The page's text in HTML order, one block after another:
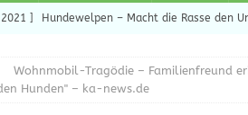
] Hundewelpen – Macht die Rasse den
Ulmenride für Hunde – der
Wohnmobil-Tragödie – Familienfreund
Hunden" – ka-news.de